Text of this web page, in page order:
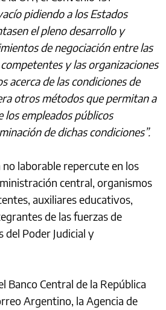
pidiendo a los Estados
el pleno desarrollo y
de negociación entre las
y las organizaciones
acerca de las condiciones de
otros métodos que permitan a
los empleados públicos
de dichas condiciones”.
laborable repercute en los
central, organismos
auxiliares educativos,
de las fuerzas de
del Poder Judicial y
Banco Central de la República
Argentino, la Agencia de